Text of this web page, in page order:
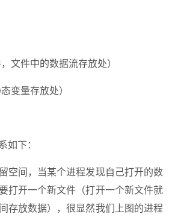
文件中的数据流存放处）
变量存放处）
如下：
空间，当某个进程发现自己打开的数
打开一个新文件（打开一个新文件就
存放数据），很显然我们上图的进程